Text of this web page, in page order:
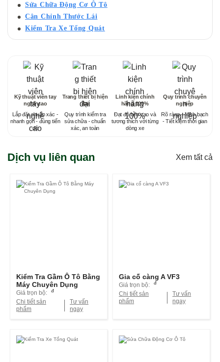
Sửa Chữa Động Cơ Ô Tô
Cân Chỉnh Thước Lái
Kiểm Tra Xe Tổng Quát
Kỹ thuật viên tay
nghề cao
Lắp đặt chuẩn xác -
nhanh gọn - đúng tiến
độ
Trang thiết bị hiện
đại
Quy trình kiểm tra
sửa chữa - chuẩn
xác, an toàn
Linh kiện chính
hãng 100%
Đạt độ bền cao và
tương thích với từng
dòng xe
Quy trình chuyên
nghiệp
Rõ ràng - Minh bạch
- Tiết kiệm thời gian
Dịch vụ liên quan Xem tất cả
Kiểm Tra Gầm Ô Tô Bằng
Máy Chuyên Dụng
Giá trọn bộ: đ
Chi tiết sản
phẩm
Tư vấn
ngay
Gia cố càng A VF3
Giá trọn bộ: đ
Chi tiết sản
phẩm
Tư vấn
ngay